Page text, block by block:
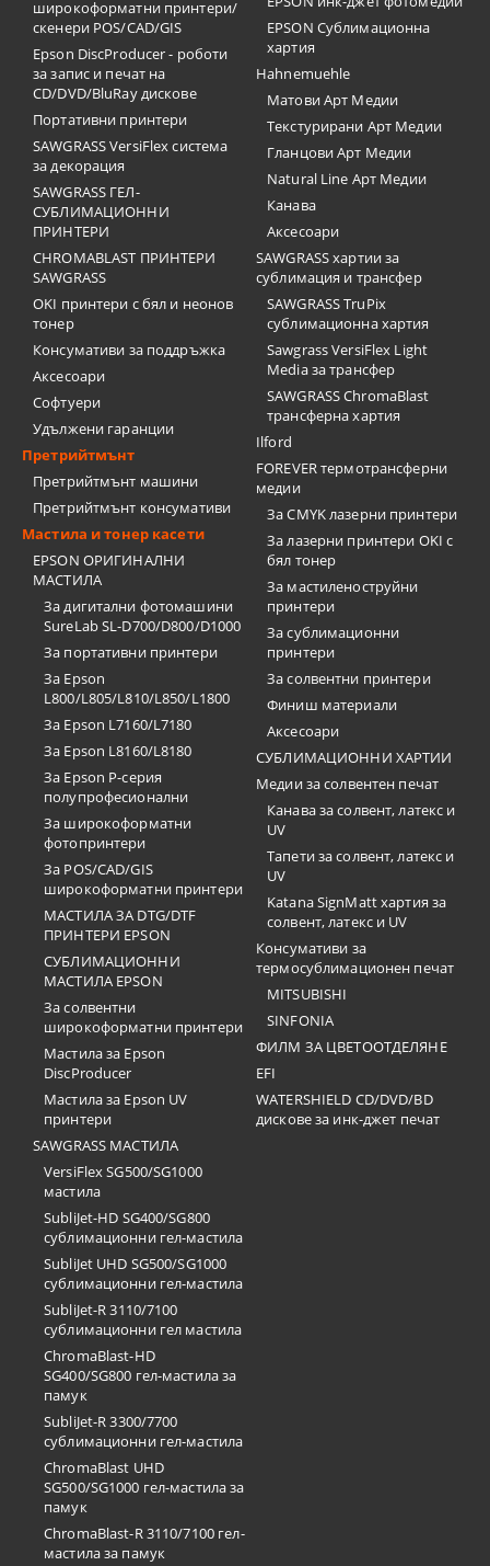
широкоформатни принтери/
скенери POS/CAD/GIS
Epson DiscProducer - роботи
за запис и печат на
CD/DVD/BluRay дискове
Портативни принтери
SAWGRASS VersiFlex система
за декорация
SAWGRASS ГЕЛ-
СУБЛИМАЦИОННИ
ПРИНТЕРИ
CHROMABLAST ПРИНТЕРИ
SAWGRASS
OKI принтери с бял и неонов
тонер
Консумативи за поддръжка
Аксесоари
Софтуери
Удължени гаранции
Претрийтмънт
Претрийтмънт машини
Претрийтмънт консумативи
Мастила и тонер касети
EPSON ОРИГИНАЛНИ
МАСТИЛА
За дигитални фотомашини
SureLab SL-D700/D800/D1000
За портативни принтери
За Epson
L800/L805/L810/L850/L1800
За Epson L7160/L7180
За Epson L8160/L8180
За Epson P-серия
полупрофесионални
За широкоформатни
фотопринтери
За POS/CAD/GIS
широкоформатни принтери
МАСТИЛА ЗА DTG/DTF
ПРИНТЕРИ EPSON
СУБЛИМАЦИОННИ
МАСТИЛА EPSON
За солвентни
широкоформатни принтери
Мастила за Epson
DiscProducer
Мастила за Epson UV
принтери
SAWGRASS МАСТИЛА
VersiFlex SG500/SG1000
мастила
SubliJet-HD SG400/SG800
сублимационни гел-мастила
SubliJet UHD SG500/SG1000
сублимационни гел-мастила
SubliJet-R 3110/7100
сублимационни гел мастила
ChromaBlast-HD
SG400/SG800 гел-мастила за
памук
SubliJet-R 3300/7700
сублимационни гел-мастила
ChromaBlast UHD
SG500/SG1000 гел-мастила за
памук
ChromaBlast-R 3110/7100 гел-
мастила за памук
EPSON Сублимационна
хартия
Hahnemuehle
Матови Арт Медии
Текстурирани Арт Медии
Гланцови Арт Медии
Natural Line Арт Медии
Канава
Аксесоари
SAWGRASS хартии за
сублимация и трансфер
SAWGRASS TruPix
сублимационна хартия
Sawgrass VersiFlex Light
Media за трансфер
SAWGRASS ChromaBlast
трансферна хартия
Ilford
FOREVER термотрансферни
медии
За CMYK лазерни принтери
За лазерни принтери OKI с
бял тонер
За мастиленоструйни
принтери
За сублимационни
принтери
За солвентни принтери
Финиш материали
Аксесоари
СУБЛИМАЦИОННИ ХАРТИИ
Медии за солвентен печат
Канава за солвент, латекс и
UV
Тапети за солвент, латекс и
UV
Katana SignMatt хартия за
солвент, латекс и UV
Консумативи за
термосублимационен печат
MITSUBISHI
SINFONIA
ФИЛМ ЗА ЦВЕТООТДЕЛЯНЕ
EFI
WATERSHIELD CD/DVD/BD
дискове за инк-джет печат